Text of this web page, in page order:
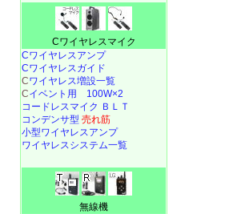
Cワイヤレスマイク
Cワイヤレスアンプ
Cワイヤレスガイド
Cワイヤレス増設一覧
Cイベント用 100W×2
コードレスマイク ＢＬＴ
コンデンサ型 売れ筋
小型ワイヤレスアンプ
ワイヤレスシステム一覧
無線機